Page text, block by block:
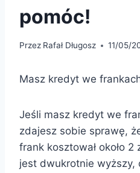
pomóc!
Przez Rafał Długosz 11/05/
Masz kredyt we
Jeśli masz kredyt we
zdajesz sobie sprawę,
frank kosztował około 2
jest dwukrotnie wyższy,